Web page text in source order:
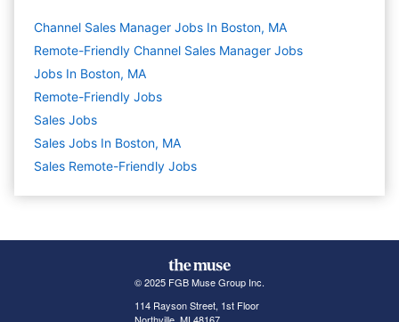
Channel Sales Manager Jobs In Boston, MA
Remote-Friendly Channel Sales Manager Jobs
Jobs In Boston, MA
Remote-Friendly Jobs
Sales Jobs
Sales Jobs In Boston, MA
Sales Remote-Friendly Jobs
© 2025 FGB Muse Group Inc.
114 Rayson Street, 1st Floor